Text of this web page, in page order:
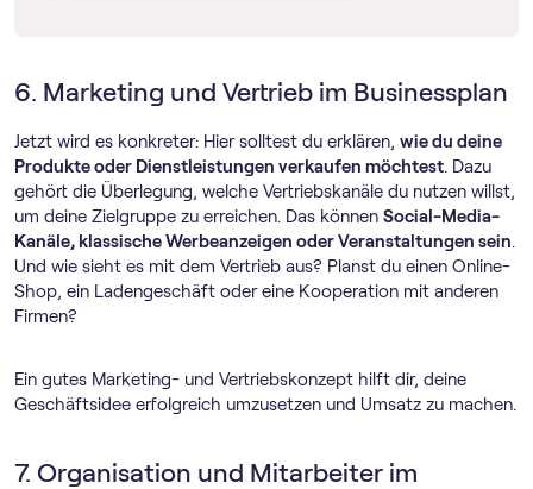
6. Marketing und Vertrieb im Businessplan
Jetzt wird es konkreter: Hier solltest du erklären, wie du deine
Produkte oder Dienstleistungen verkaufen möchtest. Dazu
gehört die Überlegung, welche Vertriebskanäle du nutzen willst,
um deine Zielgruppe zu erreichen. Das können Social-Media-
Kanäle, klassische Werbeanzeigen oder Veranstaltungen sein.
Und wie sieht es mit dem Vertrieb aus? Planst du einen Online-
Shop, ein Ladengeschäft oder eine Kooperation mit anderen
Firmen?
Ein gutes Marketing- und Vertriebskonzept hilft dir, deine
Geschäftsidee erfolgreich umzusetzen und Umsatz zu machen.
7. Organisation und Mitarbeiter im